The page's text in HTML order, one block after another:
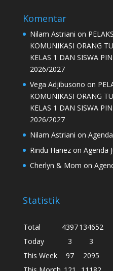
Komentar
Nilam Astriani on
KOMUNIKASI ORANG
KELAS 1 DAN SISWA
2026/2027
Vega Adjibusono on
KOMUNIKASI ORANG
KELAS 1 DAN SISWA
2026/2027
Nilam Astriani on
Rindu Hanezon Agenda
Cherlyn & Mom on
Statistik
Total 4397134652
Today
3
3
This Week
97
2095